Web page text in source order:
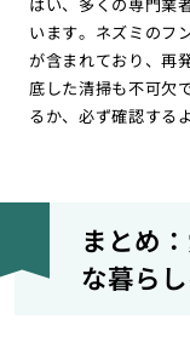
います。ネズミのフ
が含まれており、再
底した清掃も不可欠
るか、必ず確認する
まとめ
な暮ら